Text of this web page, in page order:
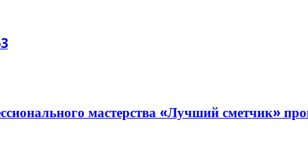
мастерства «Лучший сметчик»